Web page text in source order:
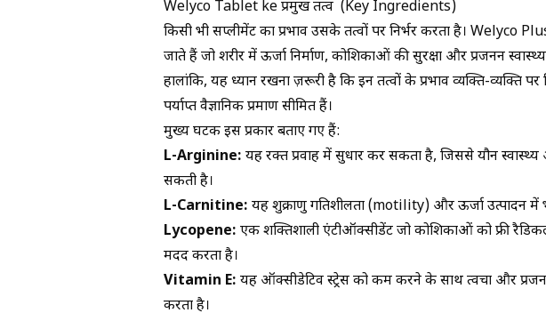
Welyco Tablet ke प्रमुख तत्व (Key Ingredients)
किसी भी सप्लीमेंट का प्रभाव उसके तत्वों पर निर्भर करता है। Welyco
जाते हैं जो शरीर में ऊर्जा निर्माण, कोशिकाओं की सुरक्षा और प्रजनन
हालांकि, यह ध्यान रखना ज़रूरी है कि इन तत्वों के प्रभाव व्यक्ति-व्यक्ति
पर्याप्त वैज्ञानिक प्रमाण सीमित हैं।
मुख्य घटक इस प्रकार बताए गए हैं:
L-Arginine: यह रक्त प्रवाह में सुधार कर सकता है, जिससे यौन
सकती है।
L-Carnitine: यह शुक्राणु गतिशीलता (motility) और ऊर्जा उत्पादन में
Lycopene: एक शक्तिशाली एंटीऑक्सीडेंट जो कोशिकाओं को फ्री
मदद करता है।
Vitamin E: यह ऑक्सीडेटिव स्ट्रेस को कम करने के साथ त्वचा और
करता है।